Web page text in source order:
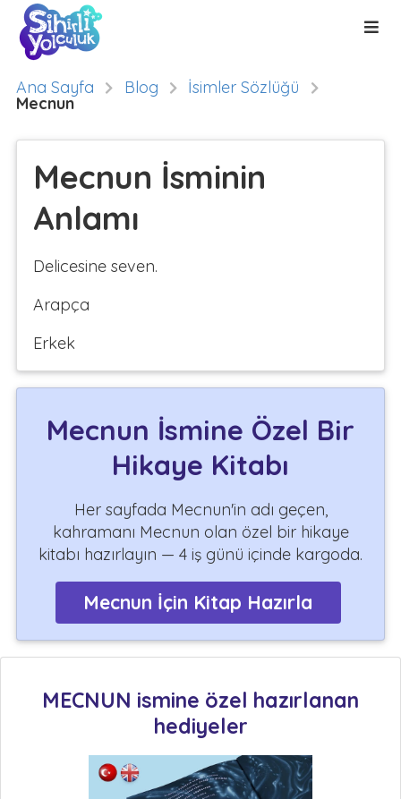
Ana Sayfa Blog İsimler Sözlüğü
Mecnun
Mecnun İsminin
Anlamı
Delicesine seven.
Arapça
Erkek
Mecnun İsmine Özel Bir
Hikaye Kitabı
Her sayfada Mecnun'in adı geçen,
kahramanı Mecnun olan özel bir hikaye
kitabı hazırlayın — 4 iş günü içinde kargoda.
Mecnun İçin Kitap Hazırla
MECNUN ismine özel hazırlanan
hediyeler